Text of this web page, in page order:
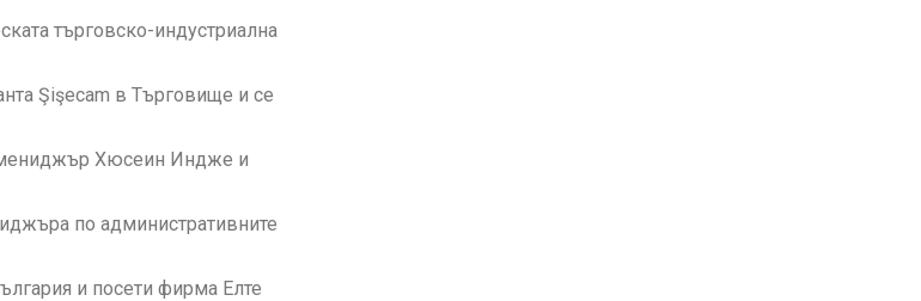
търговско-индустриална
Şişecam в Търговище и се
Хюсеин Индже и
по административните
и посети фирма Елте